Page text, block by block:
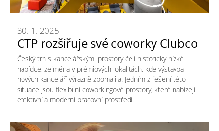
CTP rozšiřuje své coworky Clubco
30. 1. 2025
Český trh s kancelářskými prostory čelí historicky nízké
nabídce, zejména v prémiových lokalitách, kde výstavba
nových kanceláří výrazně zpomalila. Jedním z řešení této
situace jsou flexibilní coworkingové prostory, které nabízejí
efektivní a moderní pracovní prostředí.